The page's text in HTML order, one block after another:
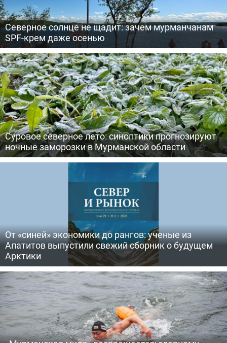
Северное солнце не щадит: зачем мурманчанам
SPF-крем даже осенью
Суровое северное лето: синоптики прогнозируют
ночные заморозки в Мурманской области
От «синей» экономики до рангов: ученые из
Апатитов выпустили свежий сборник о будущем
Арктики